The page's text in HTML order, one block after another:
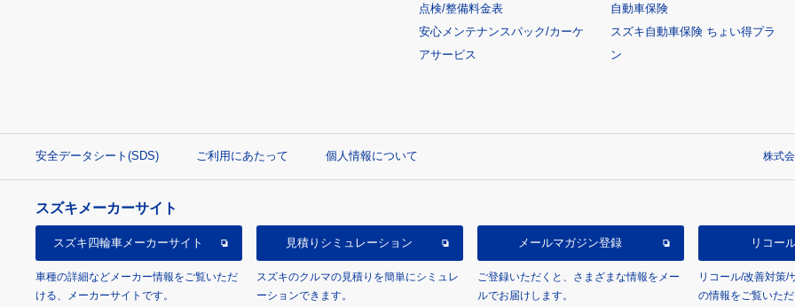
点検/整備料金表
安心メンテナンスパック/カーケ
アサービス
自動車保険
スズキ自動車保険 ちょい得プラ
ン
安全データシート(SDS) ご利用にあたって 個人情報について 株式
スズキメーカーサイト
スズキ四輪車メーカーサイト
車種の詳細などメーカー情報をご覧いただ
ける、メーカーサイトです。
見積り シミュレーション
スズキのクルマの見積りを簡単にシミュレ
ーションできます。
メールマガジン登録
ご登録いただくと、さまざまな情報をメー
ルでお届けします。
リコー
リコール/改善対策/
の情報をご覧いた